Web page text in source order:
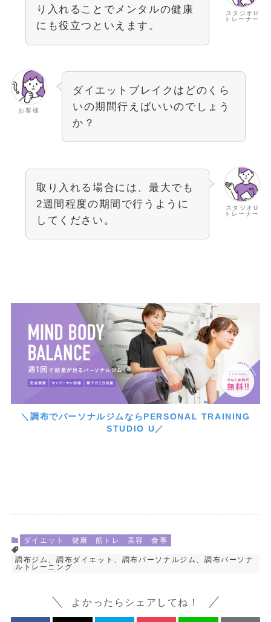
スタジオU
トレーナー
り入れることでメンタルの健康
にも役立つといえます。
お客様
ダイエットブレイクはどのくら
いの期間行えばいいのでしょう
か？
スタジオU
トレーナー
取り入れる場合には、最大でも
2週間程度の期間で行うように
してください。
＼調布でパーソナルジムならPERSONAL TRAINING
STUDIO U／
ダイエット 健康 筋トレ 美容 食事
調布ジム、調布ダイエット、調布パーソナルジム、調布パーソナ
ルトレーニング
よかったらシェアしてね！